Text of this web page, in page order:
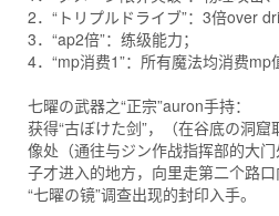
2．“トリプルドライブ”：3倍over
3．“ap2倍”：练级能力；
4．“mp消费1”：所有魔法均消费mp
七曜の武器之“正宗”auron手持：
获得“古ぼけた剑”，（在谷底の洞
像处（通往与ジン作战指挥部的大
子才进入的地方，向里走第二个路
“七曜の镜”调查出现的封印入手。